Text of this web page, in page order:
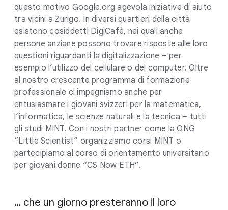
questo motivo Google.org agevola iniziative di aiuto
tra vicini a Zurigo. In diversi quartieri della città
esistono cosiddetti DigiCafé, nei quali anche
persone anziane possono trovare risposte alle loro
questioni riguardanti la digitalizzazione – per
esempio l’utilizzo del cellulare o del computer. Oltre
al nostro crescente programma di formazione
professionale ci impegniamo anche per
entusiasmare i giovani svizzeri per la matematica,
l’informatica, le scienze naturali e la tecnica – tutti
gli studi MINT. Con i nostri partner come la ONG
“Little Scientist” organizziamo corsi MINT o
partecipiamo al corso di orientamento universitario
per giovani donne “CS Now ETH”.
… che un giorno presteranno il loro